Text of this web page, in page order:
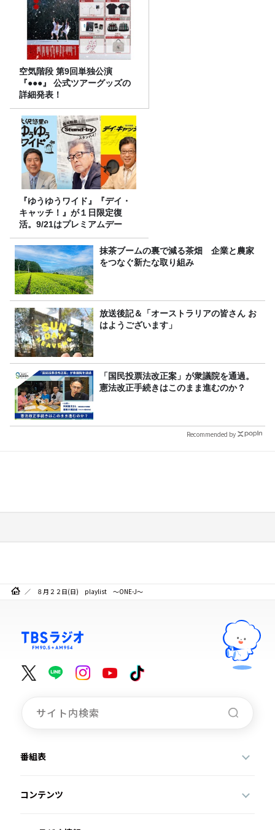
空気階段 第9回単独公演
『●●●』 公式ツアーグッズの
詳細発表！
『ゆうゆうワイド』『デイ・
キャッチ！』が１日限定復
活。9/21はプレミアムデー
抹茶ブームの裏で減る茶畑 企業と農家
をつなぐ新たな取り組み
放送後記＆「オーストラリアの皆さん お
はようございます」
「国民投票法改正案」が衆議院を通過。
憲法改正手続きはこのまま進むのか？
Recommended by
８月２２日(日) playlist ～ONE-J～
番組表
コンテンツ